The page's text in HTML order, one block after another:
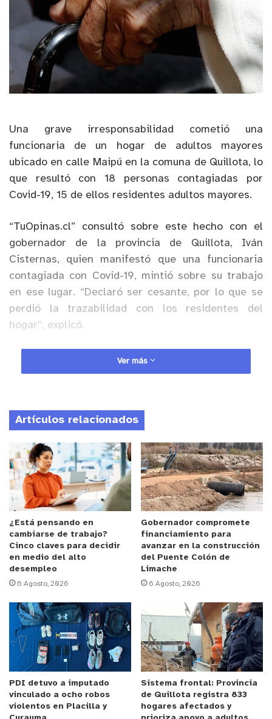
Una grave irresponsabilidad cometió una
funcionaria de un hogar de adultos mayores
ubicado en calle Maipú en la comuna de Quillota, lo
que resultó con 18 personas contagiadas por
Covid-19, 15 de ellos residentes adultos mayores.
“TuOpinas.cl” consultó sobre este hecho con el
gobernador de la provincia de Quillota, Iván
Cisternas, quien manifestó que una funcionaria
contagiada con Covid-19, mintió sobre su trabajo
en ese lugar. “Declaró ser cesante, por lo que se
perdió la trazabilidad con los residentes del
hogar”, explicó.
Anuncio Patrocinado
Producto de esta irresponsabilidad, 18 personas
adultos mayores, por lo que según declaró
Cisternas, la Gobernación ya está estudiando
acciones legales en contra de la mujer.
y tú, ¿qué opinas?
Ver más
Artículos relacionados
¿Está pensando en
cambiarse de trabajo?
Cinco claves para decidir
en medio del alto
desempleo
6 Agosto, 2026
Gobernador compromete
financiamiento para
avanzar en la construcción
del Puente Colón de
Limache
6 Agosto, 2026
PDI detuvo a imputado
vinculado a ocho robos
violentos en Placilla y
Sistema frontal: Provincia
de Quillota registra 833
hogares afectados y